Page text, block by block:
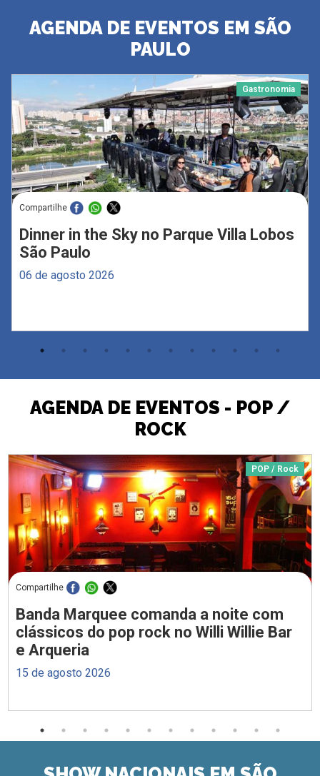
AGENDA DE EVENTOS EM SÃO
PAULO
Gastronomia
Compartilhe
Dinner in the Sky no Parque Villa Lobos
São Paulo
06 de agosto 2026
AGENDA DE EVENTOS - POP /
ROCK
POP / Rock
Compartilhe
Banda Marquee comanda a noite com
clássicos do pop rock no Willi Willie Bar
e Arqueria
15 de agosto 2026